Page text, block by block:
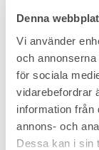
Denna
Vi använder
och
för sociala
vidarebefordrar
information från
annons- och
Dessa kan i sin